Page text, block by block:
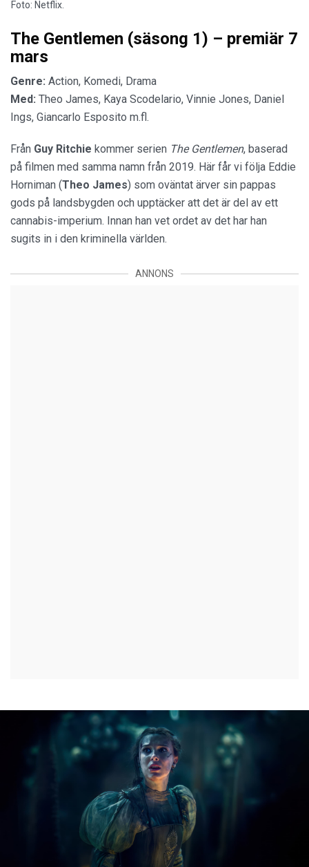
Foto: Netflix.
The Gentlemen (säsong 1) – premiär 7
mars
Genre: Action, Komedi, Drama
Med: Theo James, Kaya Scodelario, Vinnie Jones, Daniel
Ings, Giancarlo Esposito m.fl.
Från Guy Ritchie kommer serien The Gentlemen, baserad
på filmen med samma namn från 2019. Här får vi följa Eddie
Horniman (Theo James) som oväntat ärver sin pappas
gods på landsbygden och upptäcker att det är del av ett
cannabis-imperium. Innan han vet ordet av det har han
sugits in i den kriminella världen.
ANNONS